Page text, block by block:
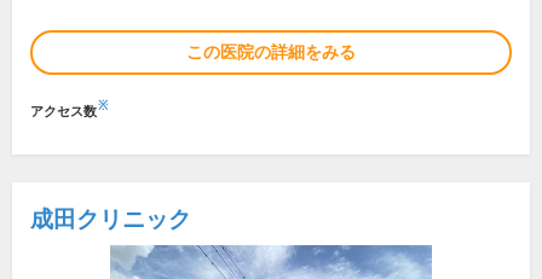
この医院の詳細をみる
アクセス数※
成田クリニック